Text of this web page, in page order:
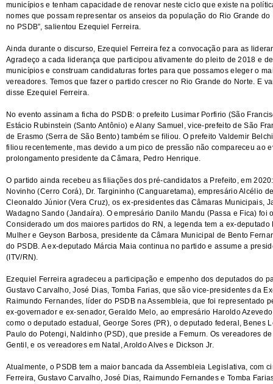
municípios e tenham capacidade de renovar neste ciclo que existe na
nomes que possam representar os anseios da população do Rio Grande
no PSDB”, salientou Ezequiel Ferreira.
Ainda durante o discurso, Ezequiel Ferreira fez a convocação para as
Agradeço a cada liderança que participou ativamente do pleito de 2018 e
municípios e construam candidaturas fortes para que possamos eleger o
vereadores. Temos que fazer o partido crescer no Rio Grande do Norte. E
disse Ezequiel Ferreira.
No evento assinam a ficha do PSDB: o prefeito Lusimar Porfirio (São
Estácio Rubinstein (Santo Antônio) e Alany Samuel, vice-prefeito de São
de Erasmo (Serra de São Bento) também se filiou. O prefeito Valdemir
filiou recentemente, mas devido a um pico de pressão não compareceu ao
prolongamento presidente da Câmara, Pedro Henrique.
O partido ainda recebeu as filiações dos pré-candidatos a Prefeito, em
Novinho (Cerro Corá), Dr. Targininho (Canguaretama), empresário Alcélio
Cleonaldo Júnior (Vera Cruz), os ex-presidentes das Câmaras Municipais,
Wadagno Sando (Jandaíra). O empresário Danilo Mandu (Passa e Fica) foi
Considerado um dos maiores partidos do RN, a legenda tem a ex-
Mulher e Geyson Barbosa, presidente da Câmara Municipal de Bento
do PSDB. A ex-deputado Márcia Maia continua no partido e assume a
(ITV/RN).
Ezequiel Ferreira agradeceu a participação e empenho dos deputados do
Gustavo Carvalho, José Dias, Tomba Farias, que são vice-presidentes da
Raimundo Fernandes, líder do PSDB na Assembleia, que foi representado
ex-governador e ex-senador, Geraldo Melo, ao empresário Haroldo
como o deputado estadual, George Sores (PR), o deputado federal, Benes
Paulo do Potengi, Naldinho (PSD), que preside a Femurn. Os vereadores
Gentil, e os vereadores em Natal, Aroldo Alves e Dickson Jr.
Atualmente, o PSDB tem a maior bancada da Assembleia Legislativa, com
Ferreira, Gustavo Carvalho, José Dias, Raimundo Fernandes e Tomba